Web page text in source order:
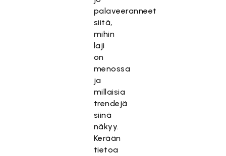
palaveeranneet
siitä,
mihin
laji
on
menossa
ja
millaisia
trendejä
siinä
näkyy.
Kerään
tietoa